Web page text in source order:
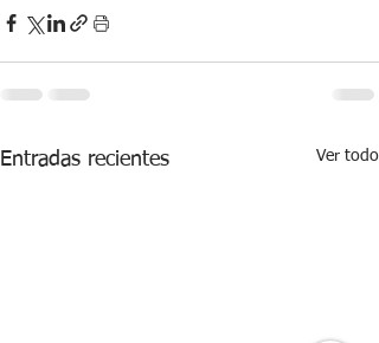
Entradas recientes Ver todo